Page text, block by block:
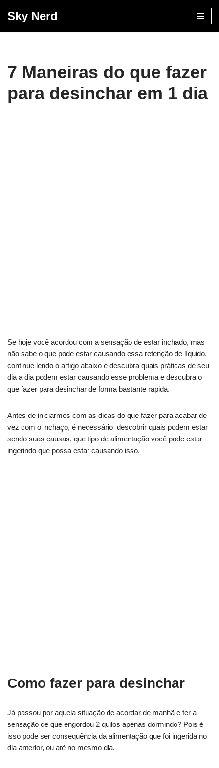
Sky Nerd
7 Maneiras do que fazer
para desinchar em 1 dia
Se hoje você acordou com a sensação de estar inchado, mas
não sabe o que pode estar causando essa retenção de líquido,
continue lendo o artigo abaixo e descubra quais práticas de seu
dia a dia podem estar causando esse problema e descubra o
que fazer para desinchar de forma bastante rápida.
Antes de iniciarmos com as dicas do que fazer para acabar de
vez com o inchaço, é necessário descobrir quais podem estar
sendo suas causas, que tipo de alimentação você pode estar
ingerindo que possa estar causando isso.
Como fazer para desinchar
Já passou por aquela situação de acordar de manhã e ter a
sensação de que engordou 2 quilos apenas dormindo? Pois é
isso pode ser consequência da alimentação que foi ingerida no
dia anterior, ou até no mesmo dia.